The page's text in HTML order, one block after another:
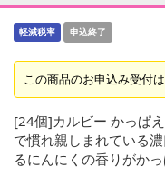
軽減税率 申込終了
この商品のお申込み受付は
[24個]カルビー かっぱ
で慣れ親しまれている
るにんにくの香りがか